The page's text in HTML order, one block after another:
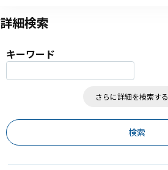
詳細検索
キーワード
さらに詳細を検索する